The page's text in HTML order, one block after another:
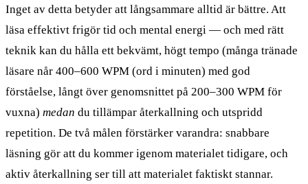
Inget av detta betyder att långsammare alltid är bättre. Att
läsa effektivt frigör tid och mental energi — och med rätt
teknik kan du hålla ett bekvämt, högt tempo (många tränade
läsare når 400–600 WPM (ord i minuten) med god
förståelse, långt över genomsnittet på 200–300 WPM för
vuxna) medan du tillämpar återkallning och utspridd
repetition. De två målen förstärker varandra: snabbare
läsning gör att du kommer igenom materialet tidigare, och
aktiv återkallning ser till att materialet faktiskt stannar.